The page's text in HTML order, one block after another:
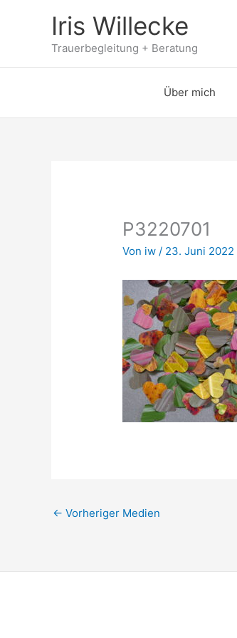
Iris Willecke
Trauerbegleitung + Beratung
Über mich
P3220701
Von iw/ 23. Juni 2022
← Vorheriger Medien